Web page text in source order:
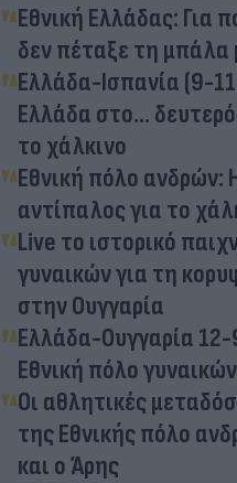
Eθνική Ελλάδας: Για
δεν πέταξε τη μπάλα
Ελλάδα-Ισπανία (9-
Ελλάδα στο...
το χάλκινο
Εθνική πόλο ανδρών:
αντίπαλος για το
Live το ιστορικό
γυναικών για τη
στην Ουγγαρία
Ελλάδα-Ουγγαρία
Εθνική πόλο
Οι αθλητικές
της Εθνικής πόλο
και ο Άρης